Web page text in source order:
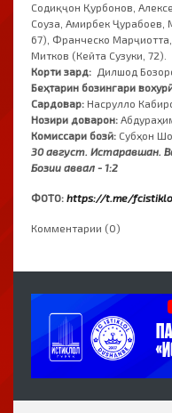
Содиқҷон Қурбонов,
Соуза, Амирбек Ҷурабоев,
67), Франческо
Митков (Кейта Сузуки, 72).
Корти зард: Дилшод
Беҳтарин бозингари
Сардовар: Насрулло
Нозири доварон:
Комиссари бозӣ: Субҳон
30 август. Истаравшан.
Бозии аввал - 1:2
ФОТО: https://t.me/
Комментарии (0)